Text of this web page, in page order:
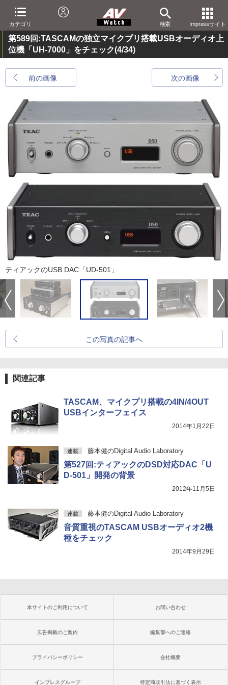
カテゴリ 検索 Impressサイト
第589回:TASCAMの独立マイクプリ搭載USBオーディオ上
位機「UH-7000」をチェック(4/34)
前の画像 次の画像
ティアックのUSB DAC「UD-501」
この写真の記事へ
関連記事
TASCAM、マイクプリ搭載の4IN/4OUT
USBインターフェイス
2014年1月22日
連載 藤本健のDigital Audio Laboratory
第527回:ティアックのDSD対応DAC「U
D-501」開発の背景
2012年11月5日
連載 藤本健のDigital Audio Laboratory
音質重視のTASCAM USBオーディオ2機
種をチェック
2014年9月29日
本サイトのご利用について お問い合わせ
広告掲載のご案内 編集部へのご連絡
プライバシーポリシー 会社概要
インプレスグループ 特定商取引法に基づく表示